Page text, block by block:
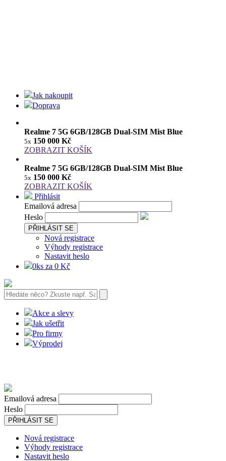
Jak nakoupit
Doprava
Realme 7 5G 6GB/128GB Dual-SIM Mist Blue
5x 150 000 Kč
ZOBRAZIT KOŠÍK
Realme 7 5G 6GB/128GB Dual-SIM Mist Blue
5x 150 000 Kč
ZOBRAZIT KOŠÍK
Přihlásit
Emailová adresa
Heslo
PŘIHLÁSIT SE
Nová registrace
Výhody registrace
Nastavit heslo
0ks za 0 Kč
Akce a slevy
Jak ušetřit
Pro firmy
Výprodej
Emailová adresa
Heslo
PŘIHLÁSIT SE
Nová registrace
Výhody registrace
Nastavit heslo